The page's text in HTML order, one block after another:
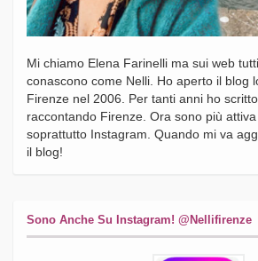
Mi chiamo Elena Farinelli ma sui web
conascono come Nelli. Ho aperto il blog
Firenze nel 2006. Per tanti anni ho
raccontando Firenze. Ora sono più attiva
soprattutto Instagram. Quando mi va
il blog!
Sono Anche Su Instagram! @nellifirenze